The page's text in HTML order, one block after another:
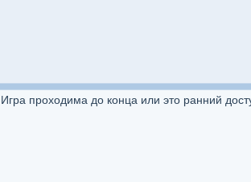
Игра проходима до конца или это ранний